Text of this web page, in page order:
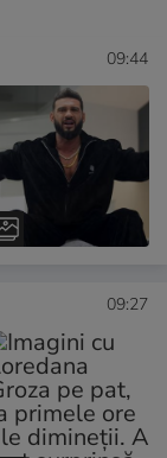
09:44
09:27